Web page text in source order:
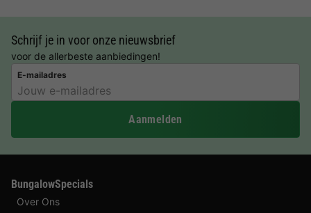
Schrijf je in voor onze nieuwsbrief
voor de allerbeste aanbiedingen!
E-mailadres
Aanmelden
BungalowSpecials
Over Ons